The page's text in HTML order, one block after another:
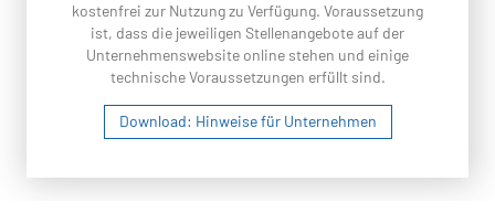
kostenfrei zur Nutzung zu Verfügung. Voraussetzung
ist, dass die jeweiligen Stellenangebote auf der
Unternehmenswebsite online stehen und einige
technische Voraussetzungen erfüllt sind.
Download: Hinweise für Unternehmen